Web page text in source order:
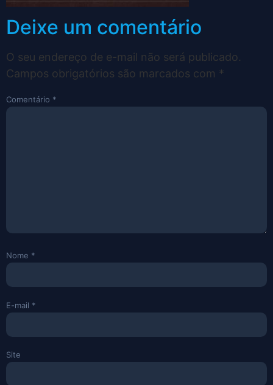
Deixe um comentário
O seu endereço de e-mail não será publicado.
Campos obrigatórios são marcados com *
Comentário *
Nome *
E-mail *
Site